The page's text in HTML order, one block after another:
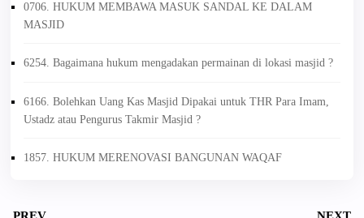
0706. HUKUM MEMBAWA MASUK SANDAL KE DALAM
MASJID
6254. Bagaimana hukum mengadakan permainan di lokasi masjid ?
6166. Bolehkan Uang Kas Masjid Dipakai untuk THR Para Imam,
Ustadz atau Pengurus Takmir Masjid ?
1857. HUKUM MERENOVASI BANGUNAN WAQAF
PREV NEXT